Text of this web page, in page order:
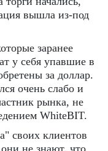
вышла из-под
заранее
у себя упавшие в
за доллар.
очень слабо и
рынка, не
WhiteBIT.
своих клиентов